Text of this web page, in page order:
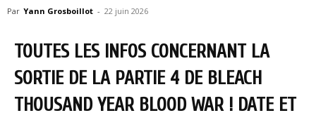
Par Yann Grosboillot - 22 juin 2026
TOUTES LES INFOS CONCERNANT LA
SORTIE DE LA PARTIE 4 DE BLEACH
THOUSAND YEAR BLOOD WAR ! DATE ET